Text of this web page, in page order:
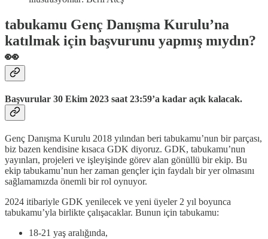
tabukamu Genç Danışma Kurulu’na
katılmak için başvurunu yapmış mıydın?
👀
Başvurular 30 Ekim 2023 saat 23:59’a kadar açık kalacak.
Genç Danışma Kurulu 2018 yılından beri tabukamu’nun bir parçası,
biz bazen kendisine kısaca GDK diyoruz. GDK, tabukamu’nun
yayınları, projeleri ve işleyişinde görev alan gönüllü bir ekip. Bu
ekip tabukamu’nun her zaman gençler için faydalı bir yer olmasını
sağlamamızda önemli bir rol oynuyor.
2024 itibariyle GDK yenilecek ve yeni üyeler 2 yıl boyunca
tabukamu’yla birlikte çalışacaklar. Bunun için tabukamu:
18-21 yaş aralığında,